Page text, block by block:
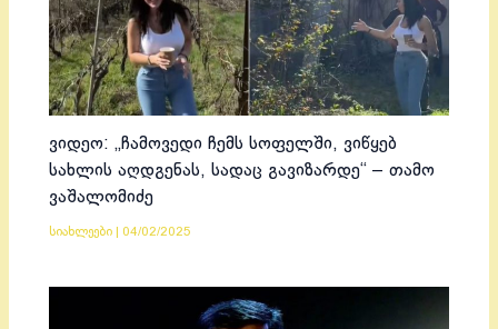
ვიდეო: „ჩამოვედი ჩემს სოფელში, ვიწყებ
სახლის აღდგენას, სადაც გავიზარდე“ – თამო
ვაშალომიძე
სიახლეები 04/02/2025